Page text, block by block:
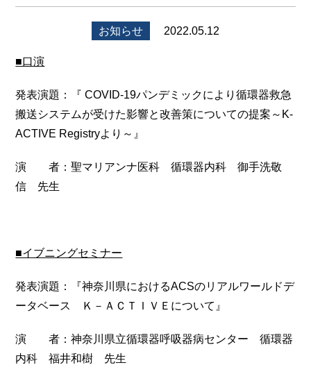
お知らせ 2022.05.12
■口演
発表演題：『 COVID-19パンデミックにより循環器救急
搬送システムが受けた影響と改善策についての提案～K-
ACTIVE Registryより～』
演 者：聖マリアンナ医科 循環器内科 御手洗敬
信 先生
■イブニングセミナー
発表演題：『神奈川県におけるACSのリアルワールドデ
ータベース Ｋ－ＡＣＴＩＶＥについて』
演 者：神奈川県立循環器呼吸器病センター 循環器
内科 福井和樹 先生